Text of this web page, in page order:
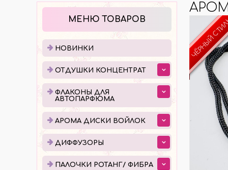
ДИФФУЗОРЫ
ЕМКОСТИ ДЛЯ ДИФФУЗОРОВ
ГОТОВЫЕ ДИФФУЗОРЫ
ЧЁРНЫЙ
МЕНЮ ТОВАРОВ
НОВИНКИ
ОТДУШКИ КОНЦЕНТРАТ
ФЛАКОНЫ ДЛЯ
АВТОПАРФЮМА
АРОМА ДИСКИ ВОЙЛОК
ДИФФУЗОРЫ
ПАЛОЧКИ РОТАНГ/ ФИБРА